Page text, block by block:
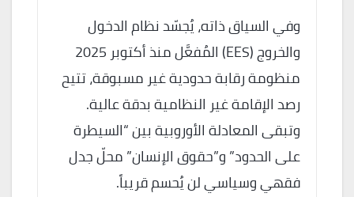
وفي السياق ذاته، يُجسّد نظام الدخول
والخروج (EES) المُفعَّل منذ أكتوبر 2025
منظومة رقابة حدودية غير مسبوقة، تتيح
رصد الإقامة غير النظامية بدقة عالية.
وتبقى المعادلة الأوروبية بين “السيطرة
على الحدود” و”حقوق الإنسان” محلّ جدل
فقهي وسياسي لن يُحسم قريباً.